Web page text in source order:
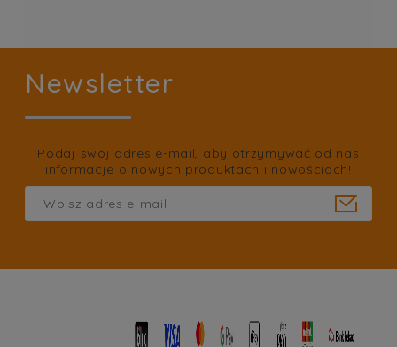
Newsletter
Podaj swój adres e-mail, aby otrzymywać od nas
informacje o nowych produktach i nowościach!